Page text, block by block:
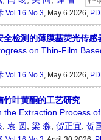
Vol.16 No.3, May 6 2026,
全检测的薄膜基荧光传感
on Thin-Film
Vol.16 No.3, May 6 2026,
竹叶黄酮的工艺研究
the Extraction Process
, 袁 圆, 梁 淼, 贺正宜, 贺